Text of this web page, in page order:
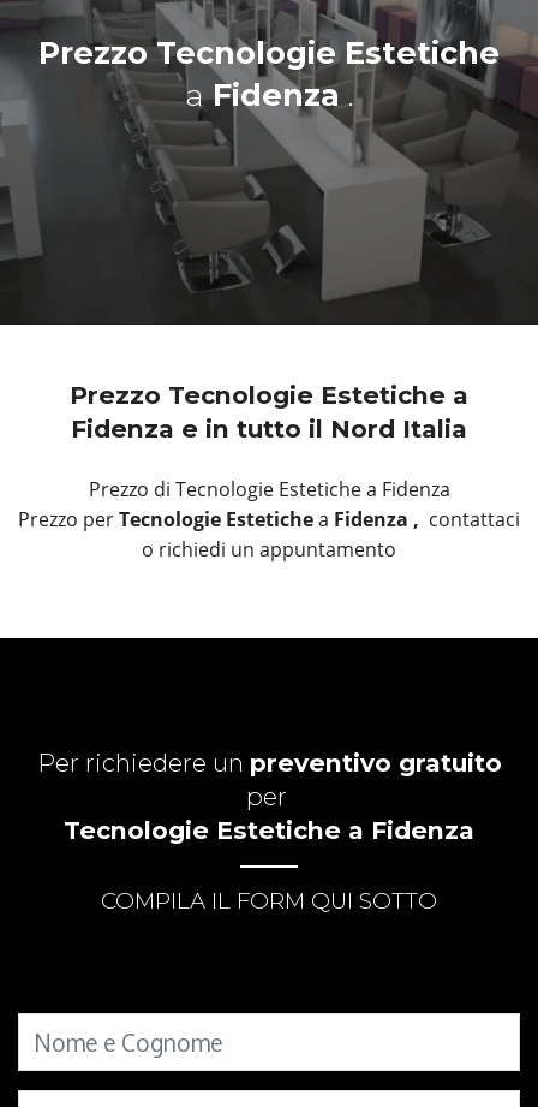
Prezzo Tecnologie Estetiche
aFidenza.
Prezzo Tecnologie Estetiche a
Fidenza e in tutto il Nord Italia
Prezzo di Tecnologie Estetiche a Fidenza
Prezzo perTecnologie Estetichea Fidenza , contattaci
o richiedi un appuntamento
Per richiedere un preventivo gratuito
per
Tecnologie Estetiche a Fidenza
COMPILA IL FORM QUI SOTTO